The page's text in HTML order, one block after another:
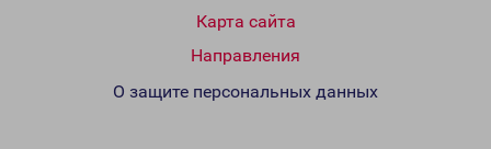
Карта сайта
Направления
О защите персональных данных